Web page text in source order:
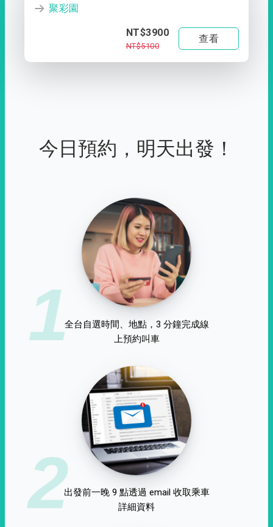
聚彩園
NT$3900
NT$5100
查看
今日預約，明天出發！
1全台自選時間、地點，3 分鐘完成線
上預約叫車
2出發前一晚 9 點透過 email 收取乘車
詳細資料